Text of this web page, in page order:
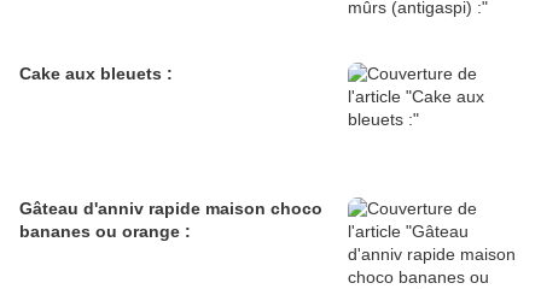
Cake aux bleuets :
Gâteau d'anniv rapide maison choco
bananes ou orange :